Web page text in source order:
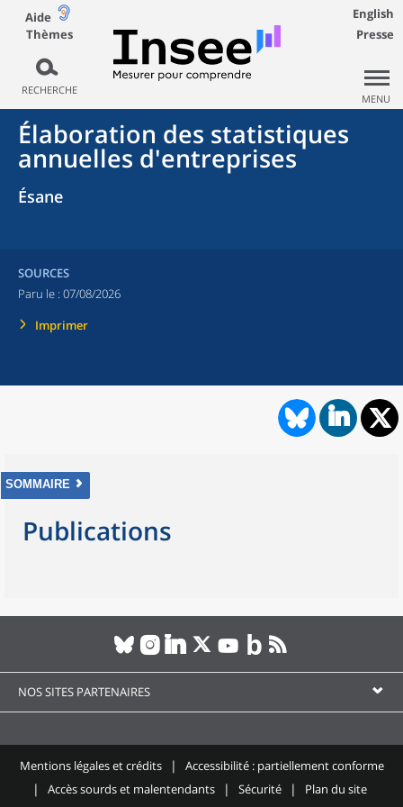
Aide
Thèmes
RECHERCHE
English
Presse
MENU
Élaboration des statistiques
annuelles d'entreprises
Ésane
SOURCES
Paru le : 07/08/2026
Imprimer
SOMMAIRE
Publications
NOS SITES PARTENAIRES
Mentions légales et crédits
Accessibilité : partiellement conforme
Accès sourds et malentendants
Sécurité Plan du site